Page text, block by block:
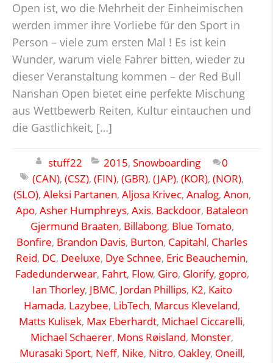
Open ist, wo die Mehrheit der Einheimischen
werden immer ihre Vorliebe für den Sport in
Person – viele zum ersten Mal ! Es ist kein
Wunder, warum viele Fahrer bitten, wieder zu
dieser Veranstaltung kommen – der Red Bull
Nanshan Open bietet eine perfekte Mischung
aus Wettbewerb Reiten, Kultur eintauchen und
die Gastlichkeit, […]
stuff22 2015, Snowboarding
0
(CAN), (CSZ), (FIN), (GBR), (JAP), (KOR), (NOR),
(SLO), Aleksi Partanen, Aljosa Krivec, Analog, Anon,
Apo, Asher Humphreys, Axis, Backdoor, Bataleon
Gjermund Braaten, Billabong, Blue Tomato,
Bonfire, Brandon Davis, Burton, Capitahl, Charles
Reid, DC, Deeluxe, Dye Schnee, Eric Beauchemin,
Fadedunderwear, Fahrt, Flow, Giro, Glorify, gopro,
Ian Thorley, JBMC, Jordan Phillips, K2, Kaito
Hamada, Lazybee, LibTech, Marcus Kleveland,
Matts Kulisek, Max Eberhardt, Michael Ciccarelli,
Michael Schaerer, Mons Røisland, Monster,
Murasaki Sport, Neff, Nike, Nitro, Oakley, Oneill,